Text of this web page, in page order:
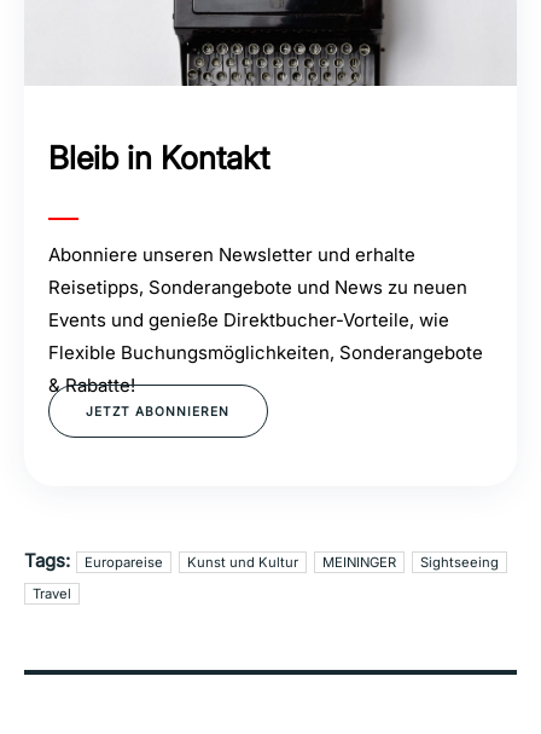
Bleib in Kontakt
Abonniere unseren Newsletter und erhalte
Reisetipps, Sonderangebote und News zu neuen
Events und genieße Direktbucher-Vorteile, wie
Flexible Buchungsmöglichkeiten, Sonderangebote
& Rabatte!
JETZT ABONNIEREN
Tags: Europareise Kunst und Kultur MEININGER
Sightseeing
Travel